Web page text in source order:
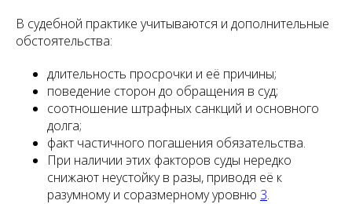
В судебной практике учитываются и дополнительные
обстоятельства:
длительность просрочки и её причины;
поведение сторон до обращения в суд;
соотношение штрафных санкций и основного
долга;
факт частичного погашения обязательства.
При наличии этих факторов суды нередко
снижают неустойку в разы, приводя её к
разумному и соразмерному уровню 3.